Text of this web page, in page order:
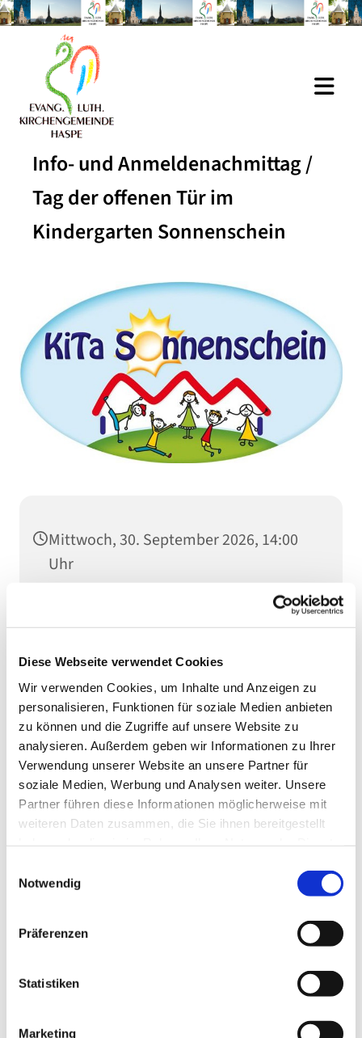
Diese Webseite verwendet Cookies
Wir verwenden Cookies, um Inhalte und Anzeigen zu
personalisieren, Funktionen für soziale Medien anbieten
zu können und die Zugriffe auf unsere Website zu
analysieren. Außerdem geben wir Informationen zu Ihrer
Verwendung unserer Website an unsere Partner für
soziale Medien, Werbung und Analysen weiter. Unsere
Partner führen diese Informationen möglicherweise mit
weiteren Daten zusammen, die Sie ihnen bereitgestellt
Notwendig
Präferenzen
Statistiken
Marketing
Info- und Anmeldenachmittag /
Tag der offenen Tür im
Kindergarten Sonnenschein
Mittwoch, 30. September 2026, 14:00
Uhr
Dies könnte Sie auch
interessieren